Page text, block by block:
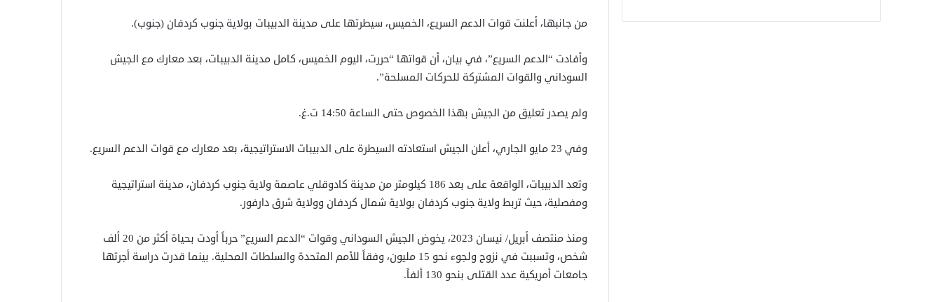
من جانبها، أعلنت قوات الدعم السريع، الخميس، سيطرتها على مدينة الدبيبات بولاية جنوب كردفان (جنوب).
وأفادت “الدعم السريع”، في بيان، أن قواتها “حررت، اليوم الخميس، كامل مدينة الدبيبات، بعد معارك مع الجيش
السوداني والقوات المشتركة للحركات المسلحة”.
ولم يصدر تعليق من الجيش بهذا الخصوص حتى الساعة 14:50 ت.غ.
وفي 23 مايو الجاري، أعلن الجيش استعادته السيطرة على الدبيبات الاستراتيجية، بعد معارك مع قوات الدعم السريع.
وتعد الدبيبات، الواقعة على بعد 186 كيلومتر من مدينة كادوقلي عاصمة ولاية جنوب كردفان، مدينة استراتيجية
ومفصلية، حيث تربط ولاية جنوب كردفان بولاية شمال كردفان وولاية شرق دارفور.
ومنذ منتصف أبريل/ نيسان 2023، يخوض الجيش السوداني وقوات “الدعم السريع” حرباً أودت بحياة أكثر من 20 ألف
شخص، وتسببت في نزوح ولجوء نحو 15 مليون، وفقاً للأمم المتحدة والسلطات المحلية. بينما قدرت دراسة أجرتها
جامعات أمريكية عدد القتلى بنحو 130 ألفاً.